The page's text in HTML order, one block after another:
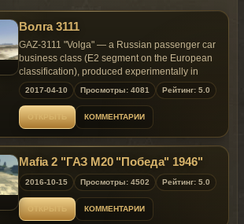
Волга 3111
GAZ-3111 "Volga" — a Russian passenger car
business class (E2 segment on the European
classification), produced experimentally in
1998-2005, the Gorky automobile plant.
The car supports all functions of the game , the
instrument panel is illuminated , the headlights
are not tinted. Tried to do as best as possible.
Internet))))).
2017-04-10 Просмотры: 4081 Рейтинг: 5.0
ОТКРЫТЬ КОММЕНТАРИИ
Mafia 2 "ГАЗ М20 "Победа" 1946"
2016-10-15 Просмотры: 4502 Рейтинг: 5.0
ОТКРЫТЬ КОММЕНТАРИИ